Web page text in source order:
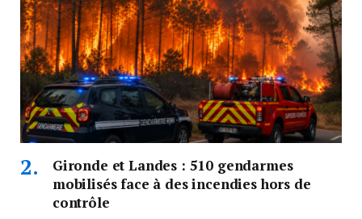
Gironde et Landes : 510 gendarmes
mobilisés face à des incendies hors de
contrôle